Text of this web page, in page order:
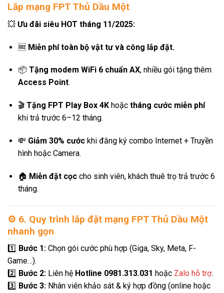
Lắp mạng FPT Thủ Dầu Một
💥 Ưu đãi siêu HOT tháng 11/2025:
🆓 Miễn phí toàn bộ vật tư và công lắp đặt.
📦 Tặng modem WiFi 6 chuẩn AX, nhiều gói tặng thêm
Access Point.
🎬 Tặng FPT Play Box 4Khoặc tháng cước miễn phí
khi trả trước 6–12 tháng.
💸 Giảm 30% cướckhi đăng ký combo Internet + Truyền
hình hoặc Camera.
🏠 Miễn đặt cọccho sinh viên, khách thuê trọ trả trước 6
tháng.
⚙️ 6. Quy trình lắp đặt mạng FPT Thủ Dầu Một
nhanh gọn
1️⃣ Bước 1: Chọn gói cước phù hợp (Giga, Sky, Meta, F-
Game…).
2️⃣ Bước 2: Liên hệ Hotline 0981.313.031 hoặc Zalo hỗ trợ.
3️⃣ Bước 3: Nhân viên khảo sát & ký hợp đồng (online hoặc